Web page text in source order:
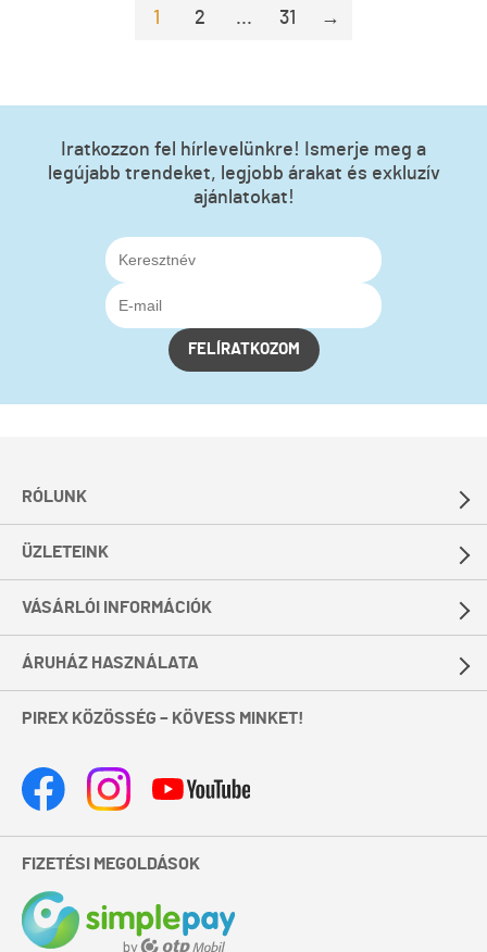
1 2 ... 31 →
Iratkozzon fel hírlevelünkre! Ismerje meg a
legújabb trendeket, legjobb árakat és exkluzív
ajánlatokat!
FELÍRATKOZOM
RÓLUNK
ÜZLETEINK
VÁSÁRLÓI INFORMÁCIÓK
ÁRUHÁZ HASZNÁLATA
PIREX KÖZÖSSÉG – KÖVESS MINKET!
FIZETÉSI MEGOLDÁSOK